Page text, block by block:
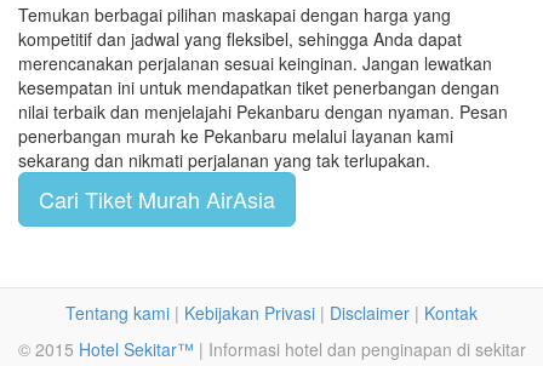
Temukan berbagai pilihan maskapai dengan harga yang
kompetitif dan jadwal yang fleksibel, sehingga Anda dapat
merencanakan perjalanan sesuai keinginan. Jangan lewatkan
kesempatan ini untuk mendapatkan tiket penerbangan dengan
nilai terbaik dan menjelajahi Pekanbaru dengan nyaman. Pesan
penerbangan murah ke Pekanbaru melalui layanan kami
sekarang dan nikmati perjalanan yang tak terlupakan.
Cari Tiket Murah AirAsia
Tentang kami | Kebijakan Privasi | Disclaimer | Kontak
© 2015 Hotel Sekitar™ | Informasi hotel dan penginapan di sekitar